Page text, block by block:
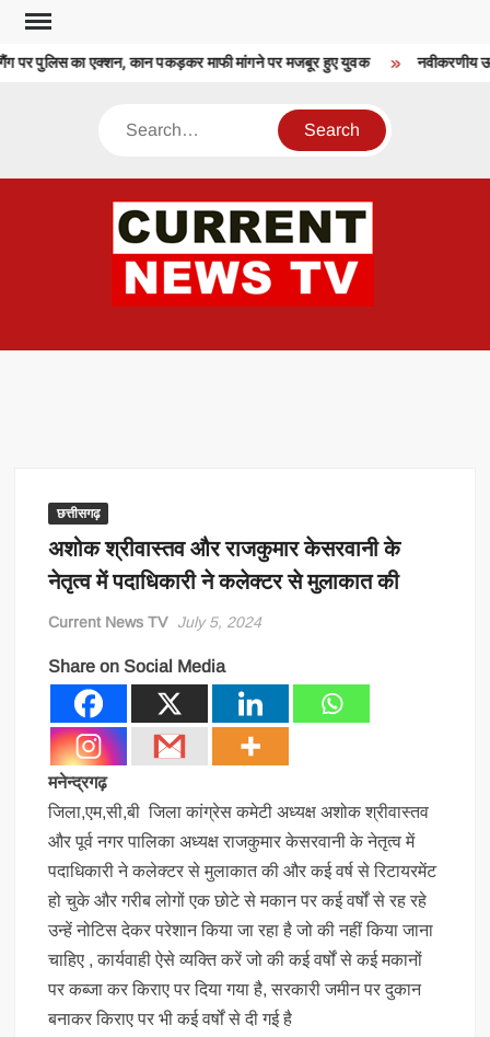
Skip
content
पर पुलिस का एक्शन, कान पकड़कर माफी मांगने पर मजबूर हुए युवक नवीकरणीय
Search
छत्तीसगढ़
अशोक श्रीवास्तव और राजकुमार केसरवानी के
नेतृत्व में पदाधिकारी ने कलेक्टर से मुलाकात की
Current News TV July 5, 2024
Share on Social Media
मनेन्द्रगढ़
जिला,एम,सी,बी जिला कांग्रेस कमेटी अध्यक्ष अशोक श्रीवास्तव
और पूर्व नगर पालिका अध्यक्ष राजकुमार केसरवानी के नेतृत्व में
पदाधिकारी ने कलेक्टर से मुलाकात की और कई वर्ष से रिटायरमेंट
हो चुके और गरीब लोगों एक छोटे से मकान पर कई वर्षों से रह रहे
उन्हें नोटिस देकर परेशान किया जा रहा है जो की नहीं किया जाना
चाहिए , कार्यवाही ऐसे व्यक्ति करें जो की कई वर्षों से कई मकानों
पर कब्जा कर किराए पर दिया गया है, सरकारी जमीन पर दुकान
बनाकर किराए पर भी कई वर्षों से दी गई है